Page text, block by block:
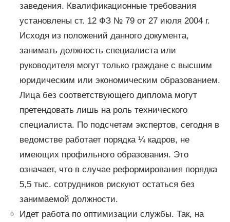
заведения. Квалификационные требования
установлены ст. 12 ФЗ № 79 от 27 июля 2004 г.
Исходя из положений данного документа,
занимать должность специалиста или
руководителя могут только граждане с высшим
юридическим или экономическим образованием.
Лица без соответствующего диплома могут
претендовать лишь на роль технического
специалиста. По подсчетам экспертов, сегодня в
ведомстве работает порядка ¼ кадров, не
имеющих профильного образования. Это
означает, что в случае реформирования порядка
5,5 тыс. сотрудников рискуют остаться без
занимаемой должности.
Идет работа по оптимизации службы. Так, на